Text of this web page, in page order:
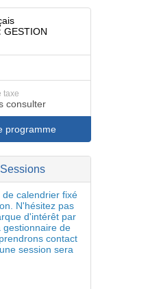
GESTION
taxe
consulter
programme
calendrier fixé
N'hésitez pas
d'intérêt par
gestionnaire de
contact
session sera